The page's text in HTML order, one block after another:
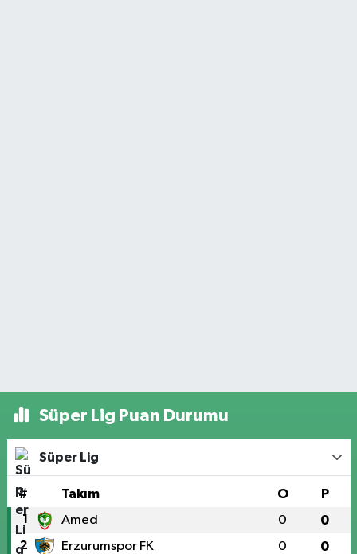
Süper Lig Puan Durumu
Süper Lig
# Takım O P
1 Amed 0 0
2 Erzurumspor FK 0 0